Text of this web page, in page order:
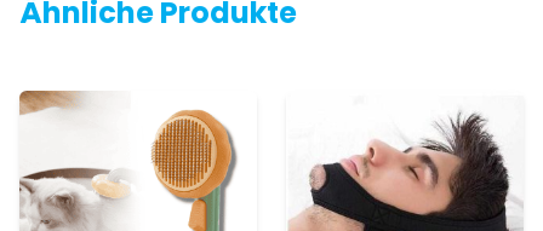
Ähnliche Produkte